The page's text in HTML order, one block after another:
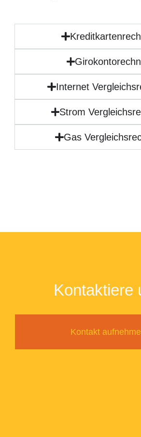
Internet
Strom
Gas
Kontaktiere
Kontakt